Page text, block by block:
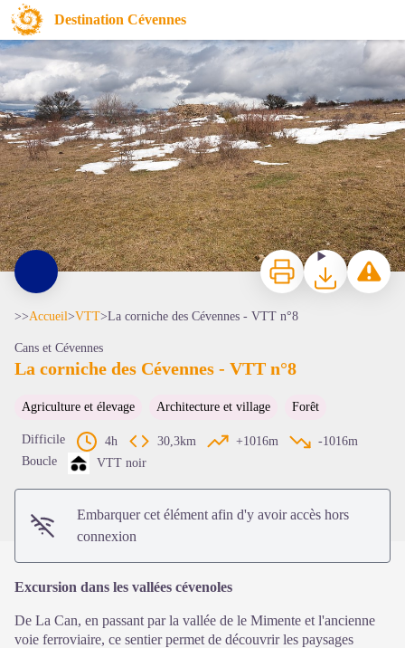
Destination Cévennes
La corniche des Cévennes - VTT n°8
La Can de Ferrières - © Guy Grégoire
Voir l'image en plein écran
ImprimerTéléchargerSignaler
>>Accueil>VTT>La corniche des Cévennes - VTT n°8
Cans et Cévennes
La corniche des Cévennes - VTT n°8
Agriculture et élevage Architecture et village Forêt
Difficile 4h 30,3km +1016m
-1016m
Boucle
VTT noir
Embarquer cet élément afin d'y avoir accès hors
connexion
Excursion dans les vallées cévenoles
De La Can, en passant par la vallée de le Mimente et l'ancienne
voie ferroviaire, ce sentier permet de découvrir les paysages